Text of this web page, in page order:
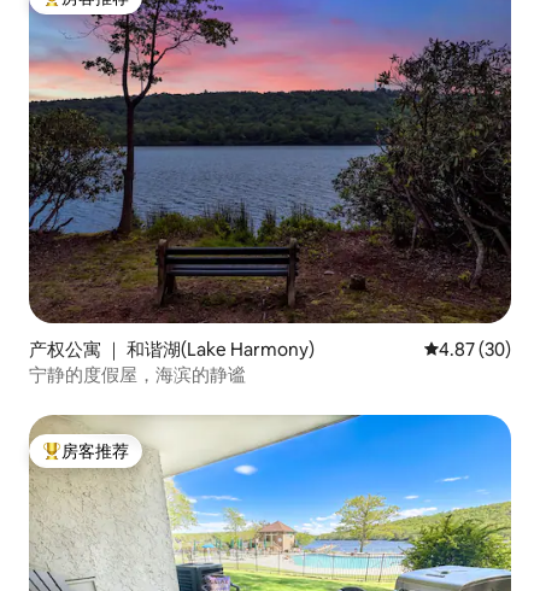
热门「房客推荐」
产权公寓 ｜ 和谐湖(Lake Harmony) 平均评分
4.87 (30)
宁静的度假屋，海滨的静谧
热门「房客推荐」
房客推荐